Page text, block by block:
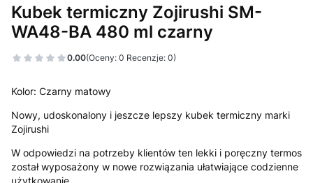
Kubek termiczny Zojirushi SM-
WA48-BA 480 ml czarny
0.00(Oceny: 0 Recenzje: 0)
Kolor: Czarny matowy
Nowy, udoskonalony i jeszcze lepszy kubek termiczny marki
Zojirushi
W odpowiedzi na potrzeby klientów ten lekki i poręczny termos
został wyposażony w nowe rozwiązania ułatwiające codzienne
użytkowanie